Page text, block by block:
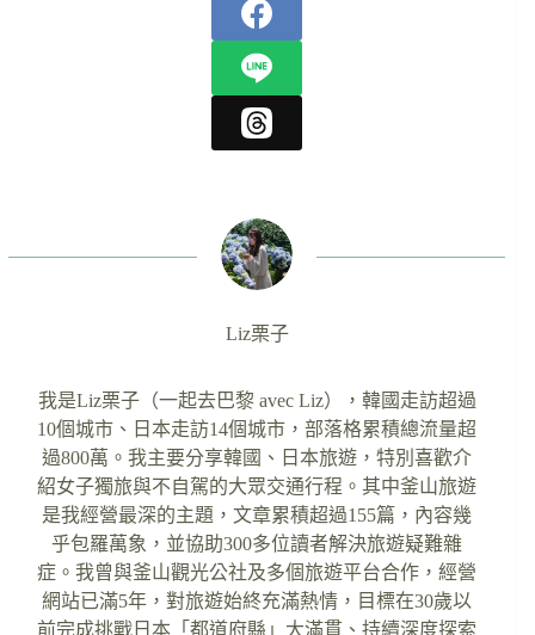
Liz栗子
我是Liz栗子（一起去巴黎 avec Liz），韓國走訪超過
10個城市、日本走訪14個城市，部落格累積總流量超
過800萬。我主要分享韓國、日本旅遊，特別喜歡介
紹女子獨旅與不自駕的大眾交通行程。其中釜山旅遊
是我經營最深的主題，文章累積超過155篇，內容幾
乎包羅萬象，並協助300多位讀者解決旅遊疑難雜
症。我曾與釜山觀光公社及多個旅遊平台合作，經營
網站已滿5年，對旅遊始終充滿熱情，目標在30歲以
前完成挑戰日本「都道府縣」大滿貫、持續深度探索